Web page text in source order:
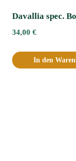
Davallia spec.
34,00 €
In den